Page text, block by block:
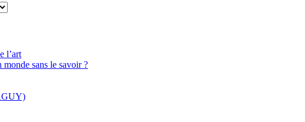
l’art
monde sans le savoir ?